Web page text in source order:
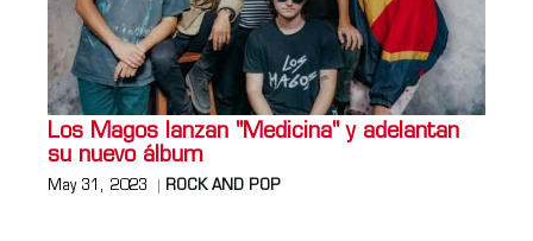
Los Magos lanzan "Medicina" y adelantan
su nuevo álbum
May 31, 2023 ROCK AND POP